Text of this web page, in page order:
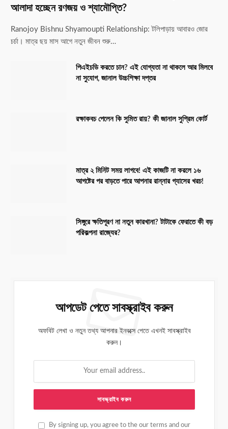
আলাদা হচ্ছেন রণজয় ও শ্যামৌপ্তি?
Ranojoy Bishnu Shyamoupti Relationship: টলিপাড়ায় আবারও জোর
চর্চা। মাত্র ছয় মাস আগে নতুন জীবন শুরু…
পিএইচডি করতে চান? এই যোগ্যতা না থাকলে আর মিলবে
না সুযোগ, জানাল উচ্চশিক্ষা দপ্তর
রক্ষাকবচ পেলেন কি সুমিত রায়? কী জানাল সুপ্রিম কোর্ট
মাত্র ২ মিনিট সময় লাগবে! এই কাজটি না করলে ১৬
আগষ্টের পর বাড়তে পারে আপনার রান্নার গ্যাসের খরচ!
সিঙ্গুরে ক্ষতিপূরণ না নতুন কারখানা? টাটাকে ফেরাতে কী বড়
পরিকল্পনা রাজ্যের?
আপডেট পেতে সাবস্ক্রাইব করুন
অফবিট লেখা ও নতুন তথ্য আপনার ইনবক্সে পেতে এখনই সাবস্ক্রাইব
করুন।
By signing up, you agree to the our terms and our